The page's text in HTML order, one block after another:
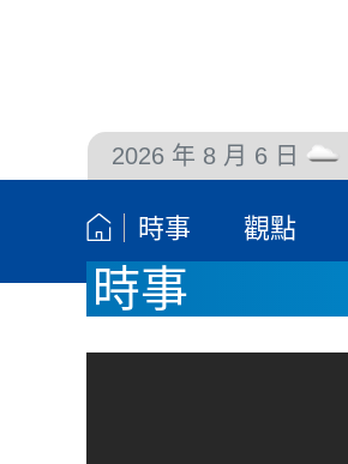
2026 年 8 月 6 日
時事 觀點
時事